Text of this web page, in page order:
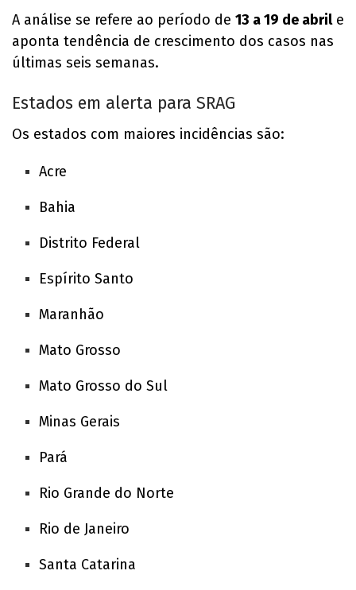
A análise se refere ao período de 13 a 19 de abrile
aponta tendência de crescimento dos casos nas
últimas seis semanas.
Estados em alerta para SRAG
Os estados com maiores incidências são:
Acre
Bahia
Distrito Federal
Espírito Santo
Maranhão
Mato Grosso
Mato Grosso do Sul
Minas Gerais
Pará
Rio Grande do Norte
Rio de Janeiro
Santa Catarina